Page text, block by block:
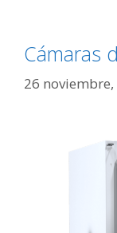
Cámaras
26 noviembre,